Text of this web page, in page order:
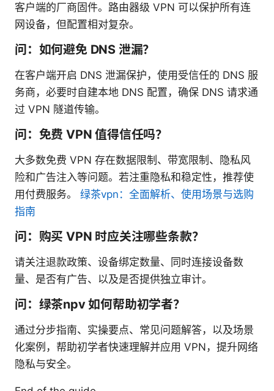
客户端的厂商固件。路由器级 VPN 可以保护所有连
网设备，但配置相对复杂。
问：如何避免 DNS 泄漏？
在客户端开启 DNS 泄漏保护，使用受信任的 DNS 服
务商，必要时自建本地 DNS 配置，确保 DNS 请求通
过 VPN 隧道传输。
问：免费 VPN 值得信任吗？
大多数免费 VPN 存在数据限制、带宽限制、隐私风
险和广告注入等问题。若注重隐私和稳定性，推荐使
用付费服务。 绿茶vpn：全面解析、使用场景与选购
指南
问：购买 VPN 时应关注哪些条款？
请关注退款政策、设备绑定数量、同时连接设备数
量、是否有广告、以及是否提供独立审计。
问：绿茶npv 如何帮助初学者？
通过分步指南、实操要点、常见问题解答，以及场景
化案例，帮助初学者快速理解并应用 VPN，提升网络
隐私与安全。